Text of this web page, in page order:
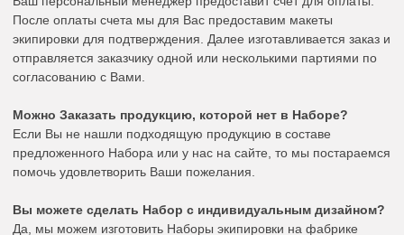
После оплаты счета мы для Вас предоставим макеты
экипировки для подтверждения. Далее изготавливается заказ и
отправляется заказчику одной или несколькими партиями по
согласованию с Вами.
Можно Заказать продукцию, которой нет в Наборе?
Если Вы не нашли подходящую продукцию в составе
предложенного Набора или у нас на сайте, то мы постараемся
помочь удовлетворить Ваши пожелания.
Вы можете сделать Набор с индивидуальным дизайном?
Да, мы можем изготовить Наборы экипировки на фабрике